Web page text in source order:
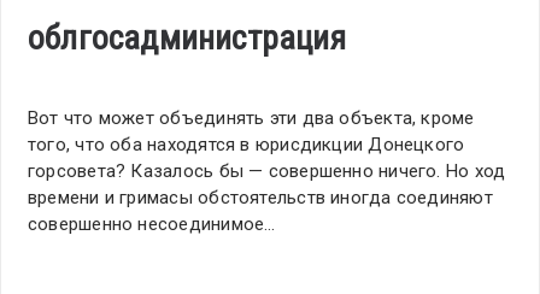
облгосадминистрация
Вот что может объединять эти два объекта, кроме
того, что оба находятся в юрисдикции Донецкого
горсовета? Казалось бы — совершенно ничего. Но ход
времени и гримасы обстоятельств иногда соединяют
совершенно несоединимое…